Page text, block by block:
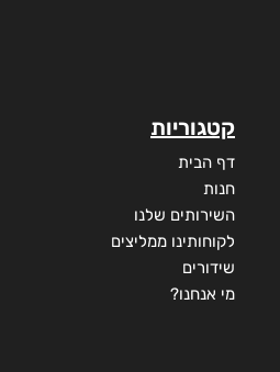
קטגוריות
דף הבית
חנות
השירותים שלנו
לקוחותינו ממליצים
שידורים
מי אנחנו?